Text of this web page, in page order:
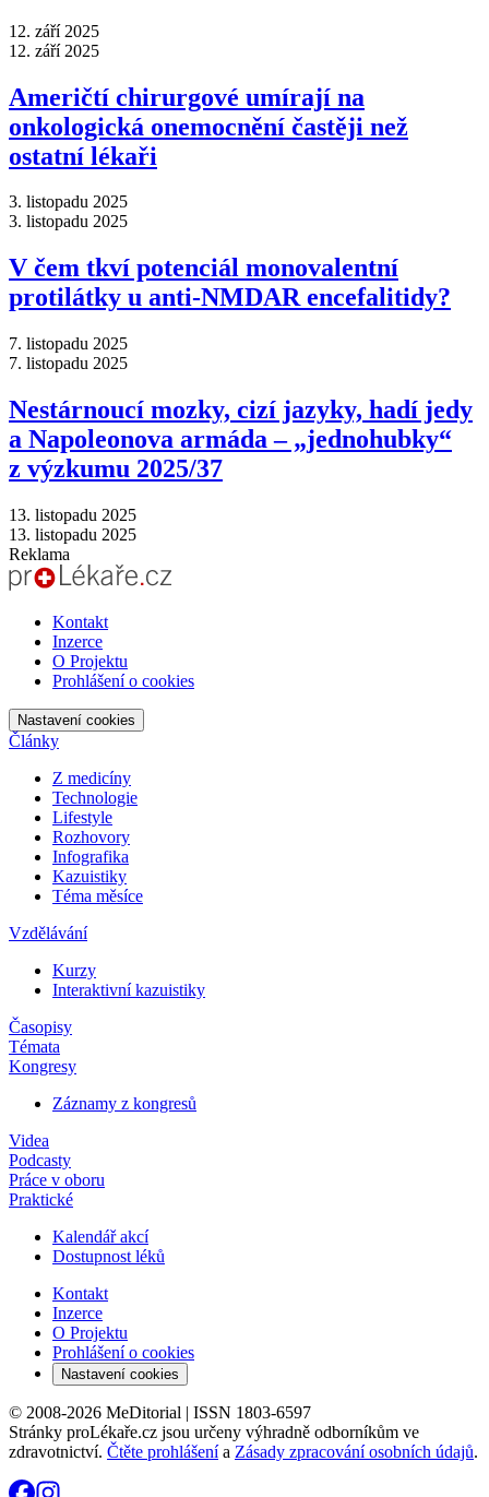
12. září 2025
12. září 2025
Američtí chirurgové umírají na
onkologická onemocnění častěji než
ostatní lékaři
3. listopadu 2025
3. listopadu 2025
V čem tkví potenciál monovalentní
protilátky u anti-NMDAR encefalitidy?
7. listopadu 2025
7. listopadu 2025
Nestárnoucí mozky, cizí jazyky, hadí jedy
a Napoleonova armáda –⁠ „jednohubky“
z výzkumu 2025/37
13. listopadu 2025
13. listopadu 2025
Reklama
Kontakt
Inzerce
O Projektu
Prohlášení o cookies
Nastavení cookies
Články
Z medicíny
Technologie
Lifestyle
Rozhovory
Infografika
Kazuistiky
Téma měsíce
Vzdělávání
Kurzy
Interaktivní kazuistiky
Časopisy
Témata
Kongresy
Záznamy z kongresů
Videa
Podcasty
Práce v oboru
Praktické
Kalendář akcí
Dostupnost léků
Kontakt
Inzerce
O Projektu
Prohlášení o cookies
Nastavení cookies
© 2008-2026 MeDitorial | ISSN 1803-6597
Stránky proLékaře.cz jsou určeny výhradně odborníkům ve
zdravotnictví. Čtěte prohlášenía Zásady zpracování osobních údajů.